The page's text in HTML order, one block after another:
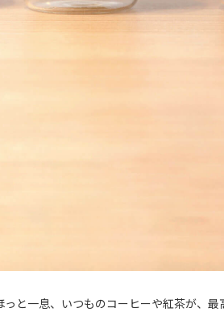
と一息、いつものコーヒーや紅茶が、